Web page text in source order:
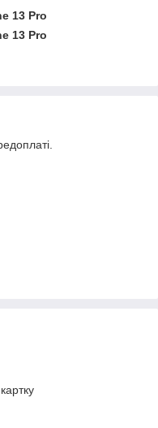
13 Pro
13 Pro